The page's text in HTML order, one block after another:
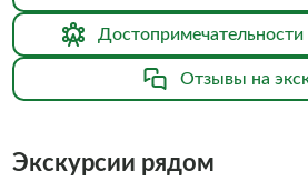
Отзывы на
Экскурсии рядом